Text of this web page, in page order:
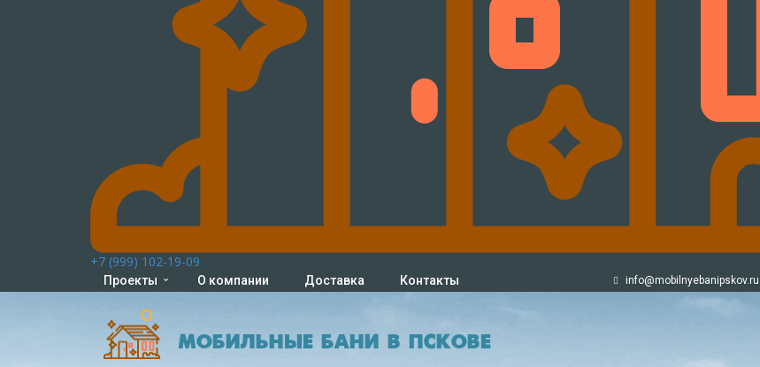
+7 (999) 102-19-09
Проекты О компании Доставка Контакты info@mobilnyebanipskov.ru
МОБИЛЬНЫЕ БАНИ В ПСКОВЕ